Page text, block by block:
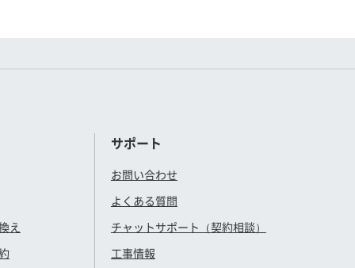
え
サポート
お問い合わせ
よくある質問
チャットサポート（契約相談）
工事情報